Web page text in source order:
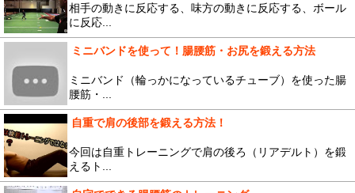
相手の動きに反応する、味方の動きに反応する、ボール
に反応...
ミニバンドを使って！腸腰筋・お尻を鍛える方法
ミニバンド（輪っかになっているチューブ）を使った腸
腰筋・...
自重で肩の後部を鍛える方法！
今回は自重トレーニングで肩の後ろ（リアデルト）を鍛
えるト...